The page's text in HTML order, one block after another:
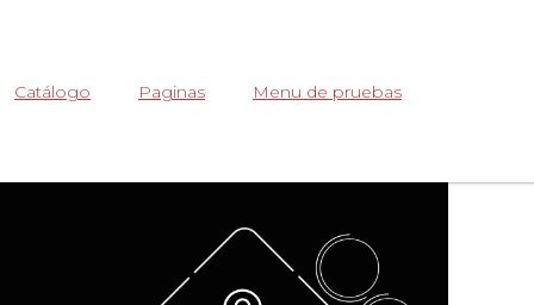
Catálogo Paginas Menu de pruebas